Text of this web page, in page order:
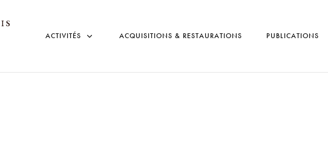
ACTIVITÉS ACQUISITIONS & RESTAURATIONS PUBLICATIONS